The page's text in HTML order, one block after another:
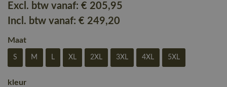
Excl. btw vanaf: € 205,95
Incl. btw vanaf: € 249,20
Maat
S M L XL 2XL 3XL 4XL 5XL
kleur